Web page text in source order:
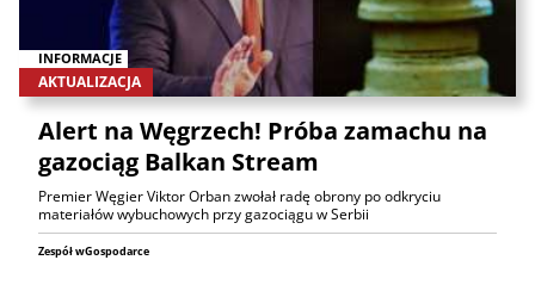
INFORMACJE
AKTUALIZACJA
Alert na Węgrzech! Próba zamachu na
gazociąg Balkan Stream
Premier Węgier Viktor Orban zwołał radę obrony po odkryciu
materiałów wybuchowych przy gazociągu w Serbii
Zespół wGospodarce